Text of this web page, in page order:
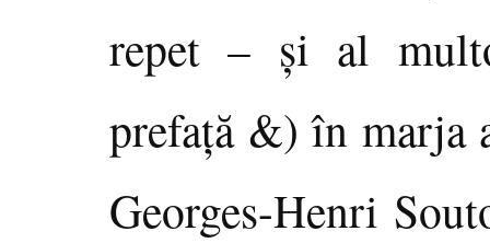
repet – şi al
prefaţă &) în marja
Georges-Henri